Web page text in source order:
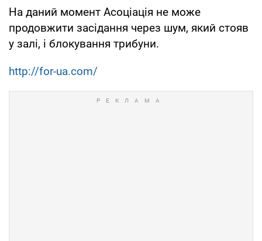
На даний момент Асоціація не може
продовжити засідання через шум, який стояв
у залі, і блокування трибуни.
http://for-ua.com/